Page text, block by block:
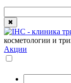
✖
косметологии и
Акции